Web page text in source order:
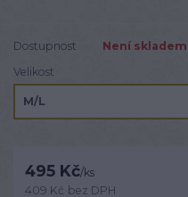
Dostupnost
Není skladem
Velikost
495 Kč/ks
409 Kč bez DPH